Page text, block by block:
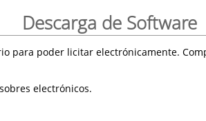
Descarga de Software
para poder licitar electrónicamente.
electrónicos.